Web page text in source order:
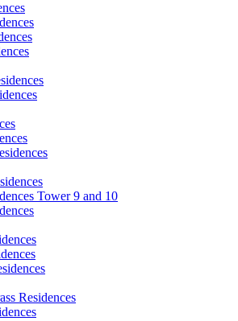
Tower 9 and 10
Residences